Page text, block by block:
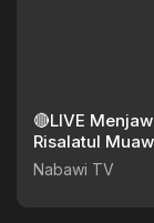
🔴LIVE
Risalatul
Nabawi TV
Nabawi TV